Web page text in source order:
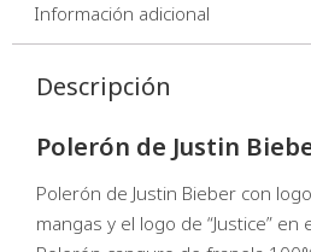
Información adicional
Descripción
Polerón de Justin
Polerón de Justin Bieber con
mangas y el logo de “Justice” en